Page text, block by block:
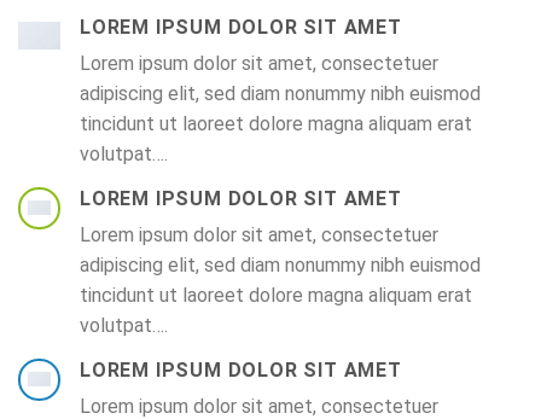
LOREM IPSUM DOLOR SIT AMET
Lorem ipsum dolor sit amet, consectetuer
adipiscing elit, sed diam nonummy nibh euismod
tincidunt ut laoreet dolore magna aliquam erat
volutpat….
LOREM IPSUM DOLOR SIT AMET
Lorem ipsum dolor sit amet, consectetuer
adipiscing elit, sed diam nonummy nibh euismod
tincidunt ut laoreet dolore magna aliquam erat
volutpat….
LOREM IPSUM DOLOR SIT AMET
Lorem ipsum dolor sit amet, consectetuer